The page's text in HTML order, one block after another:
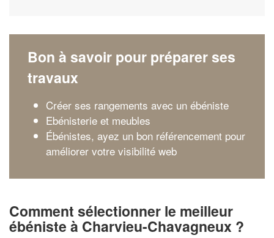
Bon à savoir pour préparer ses
travaux
Créer ses rangements avec un ébéniste
Ebénisterie et meubles
Ébénistes, ayez un bon référencement pour
améliorer votre visibilité web
Comment sélectionner le meilleur
ébéniste à Charvieu-Chavagneux ?